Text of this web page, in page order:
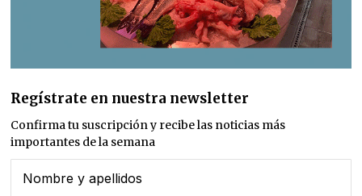
Regístrate en nuestra newsletter
Confirma tu suscripción y recibe las noticias más
importantes de la semana